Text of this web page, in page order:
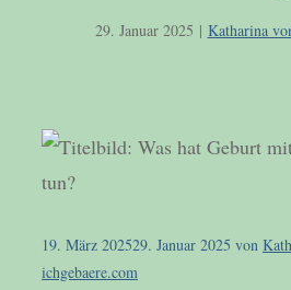
29. Januar 2025 | Katharina
19. März 202529. Januar 2025 von
ichgebaere.com